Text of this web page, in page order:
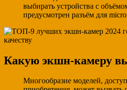
выбирать устройства с
предусмотрен разъём для
Какую экшн-камеру
Многообразие моделей,